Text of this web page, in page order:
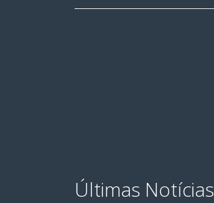
Últimas Notícias